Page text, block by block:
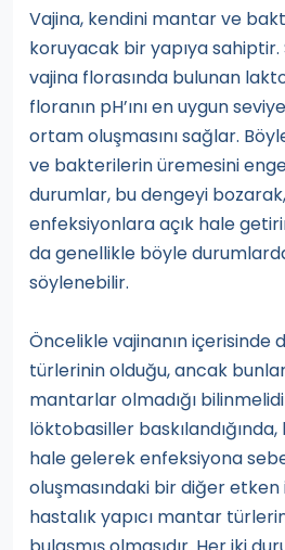
Vajina, kendini mantar ve
koruyacak bir yapıya sahiptir.
vajina florasında bulunan
floranın pH’ını en uygun
ortam oluşmasını sağlar.
ve bakterilerin üremesini
durumlar, bu dengeyi
enfeksiyonlara açık hale
da genellikle böyle
söylenebilir.
Öncelikle vajinanın içerisinde
türlerinin olduğu, ancak
mantarlar olmadığı
löktobasiller
hale gelerek enfeksiyona
oluşmasındaki bir diğer etken
hastalık yapıcı mantar